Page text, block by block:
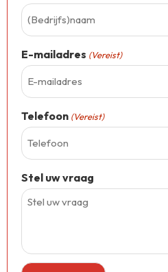
E-mailadres (Vereist)
Telefoon (Vereist)
Stel uw vraag